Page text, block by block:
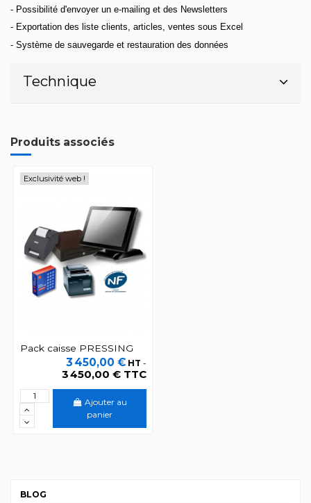
- Possibilité d'envoyer un e-mailing et des Newsletters
- Exportation des liste clients, articles, ventes sous Excel
- Système de sauvegarde et restauration des données
Technique
Produits associés
Exclusivité web !
Pack caisse PRESSING
3 450,00 € HT -
3 450,00 € TTC
Ajouter au
panier
BLOG